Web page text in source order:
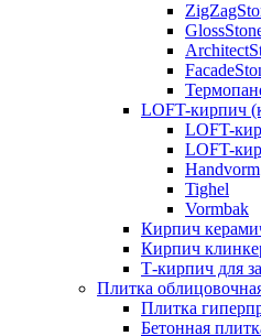
LOFT-кирпич
LOFT-
LOFT-
Handvorm
Tighel
Vormbak
Кирпич
Кирпич
Т-кирпич для
Плитка
Плитка
Бетонная